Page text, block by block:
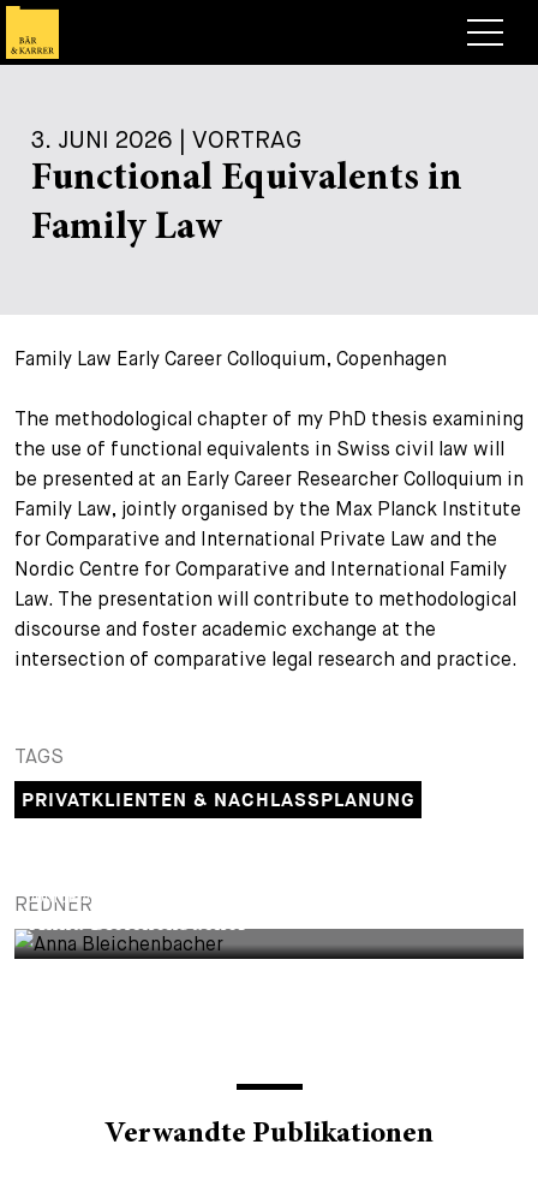
Expertise
Corporate News
Briefing
Publikation
Vortrag
Guide
Legal Insight
Über Bär & Karrer
Karriere
Arbeiten bei uns
Übersicht
Anwälte
Substituten
Assistenzen
+
Stellen
Offene Stellen
+
Bewerben
Bewerbungsprozess
+
Ihre Karriere +
Kontakt
Suche
EN DE FR
3. JUNI 2026 | VORTRAG
Functional Equivalents in
Family Law
Family Law Early Career Colloquium, Copenhagen
The methodological chapter of my PhD thesis examining
the use of functional equivalents in Swiss civil law will
be presented at an Early Career Researcher Colloquium in
Family Law, jointly organised by the Max Planck Institute
for Comparative and International Private Law and the
Nordic Centre for Comparative and International Family
Law. The presentation will contribute to methodological
discourse and foster academic exchange at the
intersection of comparative legal research and practice.
TAGS
PRIVATKLIENTEN & NACHLASSPLANUNG
REDNER
JUNIOR ASSOCIATE
Anna Bleichenbacher
Verwandte Publikationen